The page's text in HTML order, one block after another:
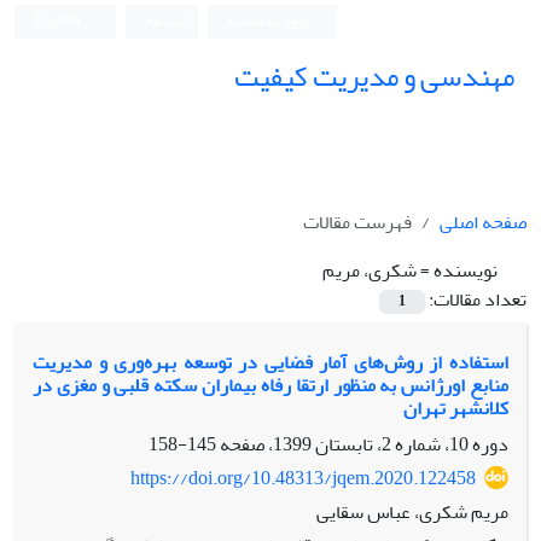
مهندسی و مدیریت کیفیت
صفحه اصلی
فهرست مقالات
نویسنده =شکری، مریم
تعداد مقالات:
1
استفاده از روش‌های آمار فضایی در توسعه بهره‌وری و مدیریت
منابع اورژانس به منظور ارتقا رفاه بیماران سکته‌ قلبی و مغزی در
کلانشهر تهران
دوره 10، شماره 2، تابستان 1399، صفحه
145-158
https://doi.org/10.48313/jqem.2020.122458
مریم شکری، عباس سقایی